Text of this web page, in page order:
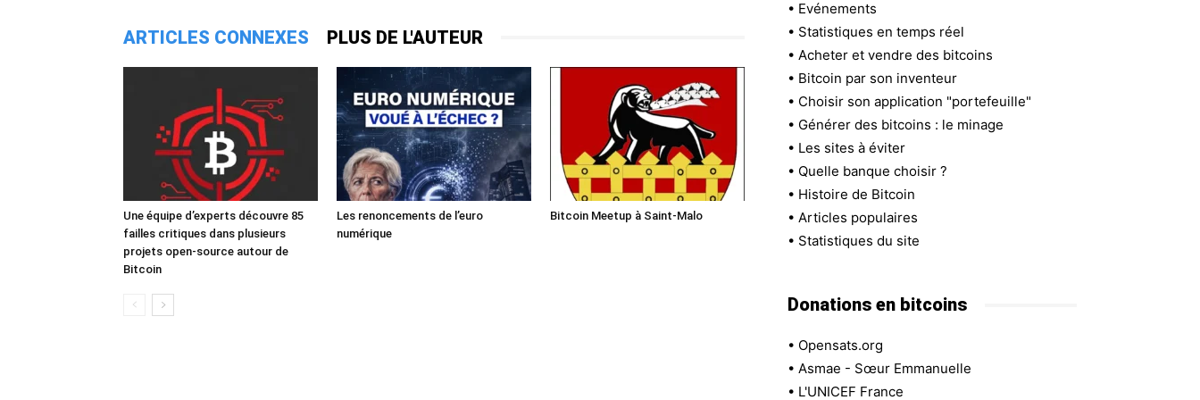
ARTICLES CONNEXES PLUS DE L'AUTEUR
Une équipe d’experts découvre 85
failles critiques dans plusieurs
projets open-source autour de
Bitcoin
Les renoncements de l’euro
numérique
Bitcoin Meetup à Saint-Malo
• Evénements
• Statistiques en temps réel
• Acheter et vendre des bitcoins
• Bitcoin par son inventeur
• Choisir son application "portefeuille"
• Générer des bitcoins : le minage
• Les sites à éviter
• Quelle banque choisir ?
• Histoire de Bitcoin
• Articles populaires
• Statistiques du site
Donations en bitcoins
• Opensats.org
• Asmae - Sœur Emmanuelle
• L'UNICEF France